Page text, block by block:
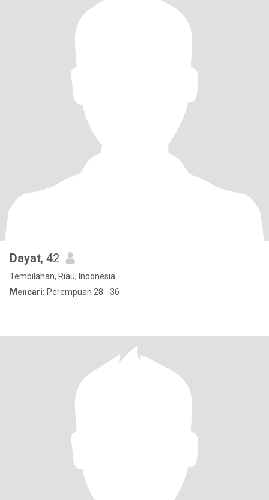
Dayat, 42
Tembilahan, Riau, Indonesia
Mencari: Perempuan 28 - 36